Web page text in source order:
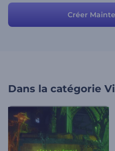
partagez l'esprit du Ramadan !
Créer
Dans la catégorie